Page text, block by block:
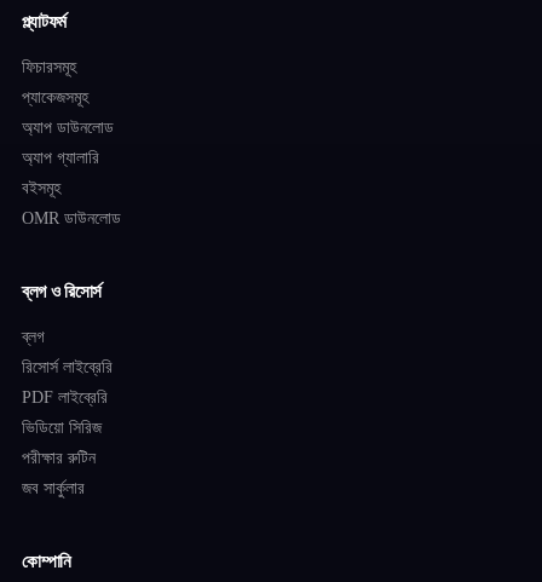
প্ল্যাটফর্ম
ফিচারসমূহ
প্যাকেজসমূহ
অ্যাপ ডাউনলোড
অ্যাপ গ্যালারি
বইসমূহ
OMR ডাউনলোড
ব্লগ ও রিসোর্স
ব্লগ
রিসোর্স লাইব্রেরি
PDF লাইব্রেরি
ভিডিয়ো সিরিজ
পরীক্ষার রুটিন
জব সার্কুলার
কোম্পানি